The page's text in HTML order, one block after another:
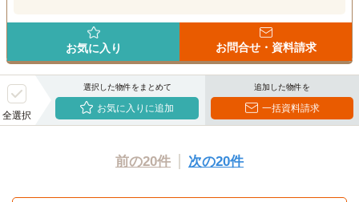
お気に入り お問合せ・資料請求
全選択
選択した物件をまとめて
お気に入りに追加
追加した物件を
一括資料請求
前の20件 次の20件